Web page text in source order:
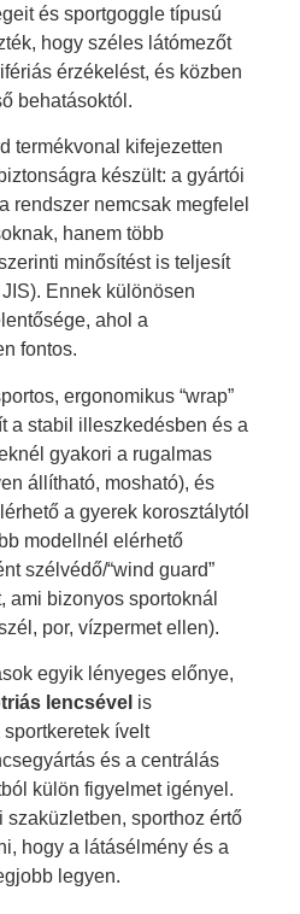
és sportgoggle típusú
hogy széles látómezőt
érzékelést, és közben
behatásoktól.
termékvonal kifejezetten
készült: a gyártói
rendszer nemcsak megfelel
hanem több
minősítést is teljesít
Ennek különösen
ahol a
fontos.
ergonomikus “wrap”
a stabil illeszkedésben és a
gyakori a rugalmas
állítható, mosható), és
a gyerek korosztálytól
modellnél elérhető
szélvédő/“wind guard”
ami bizonyos sportoknál
por, vízpermet ellen).
egyik lényeges előnye,
lencsével is
ívelt
és a centrálás
külön figyelmet igényel.
szaküzletben, sporthoz értő
hogy a látásélmény és a
legyen.